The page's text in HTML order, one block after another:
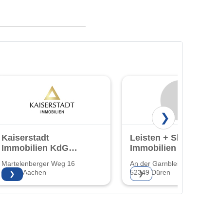
Kaiserstadt
Immobilien KdG
GmbH & Co. KG
Martelenberger Weg 16
52066 Aachen
❯
Leisten + Sharif
Immobilien GmbH
An der Garnbleiche 12
52349 Düren
❯
❯